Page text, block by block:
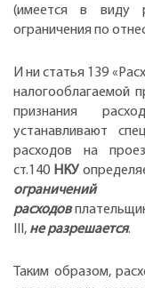
(имеется в виду
ограничения по
И ни статья 139
налогооблагаемой
признания
устанавливают
расходов на
ст.140 НКУ
расходов
III, не разрешается.
Таким образом,